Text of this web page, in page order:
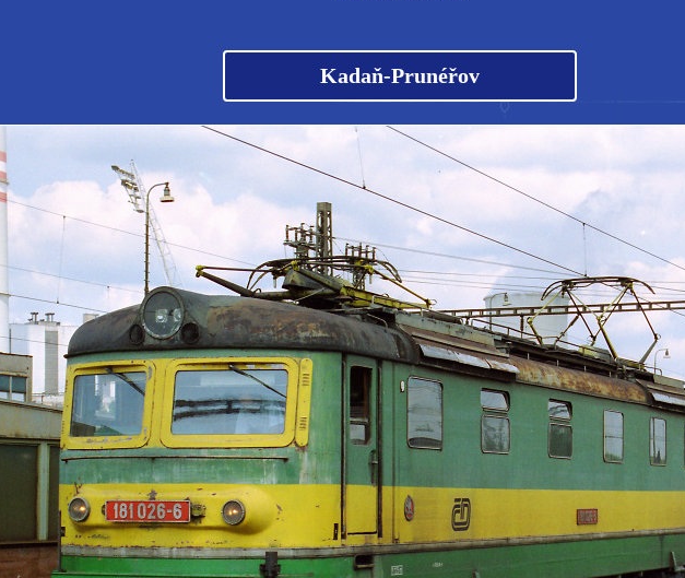
Kadaň-Prunéřov